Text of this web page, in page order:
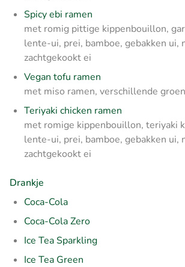
Spicy ebi ramen
met romig pittige kippenbouillon,
lente-ui, prei, bamboe, gebakken ui,
zachtgekookt ei
Vegan tofu ramen
met miso ramen, verschillende
Teriyaki chicken ramen
met romige kippenbouillon, teriyaki
lente-ui, prei, bamboe, gebakken ui,
zachtgekookt ei
Drankje
Coca-Cola
Coca-Cola Zero
Ice Tea Sparkling
Ice Tea Green